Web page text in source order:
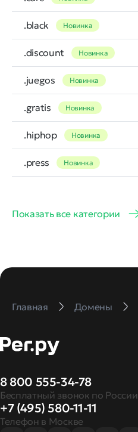
.black Новинка
.discount Новинка
.juegos Новинка
.gratis Новинка
.hiphop Новинка
.press Новинка
Показать все категории
Главная Домены
8 800 555-34-78
Бесплатный звонок по России
+7 (495) 580-11-11
Телефон в Москве